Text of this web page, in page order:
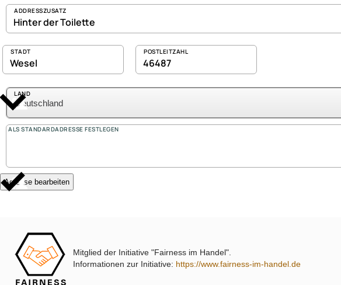
ADDRESSZUSATZ
STADT POSTLEITZAHL
LAND
ALS STANDARDADRESSE FESTLEGEN
Adresse bearbeiten
Mitglied der Initiative "Fairness im Handel".
Informationen zur Initiative: https://www.fairness-im-handel.de